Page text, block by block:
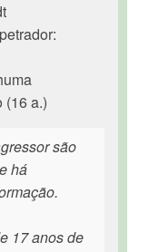
(16 a.)
são
há
17 anos de